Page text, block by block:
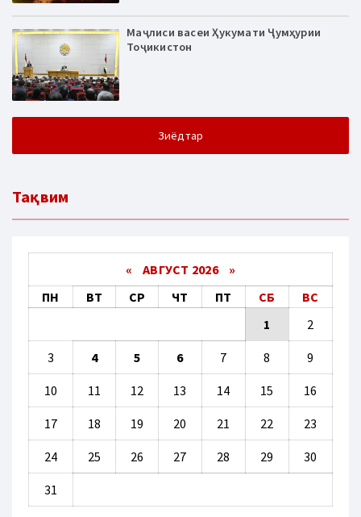
Маҷлиси васеи Ҳукумати Ҷумҳурии
Тоҷикистон
Зиёдтар
Тақвим
« АВГУСТ 2026 »
ПН
ВТ СР ЧТ ПТ СБ
ВС
1
2
3 4 5 6 7 8 9
10 11 12 13 14 15 16
17 18 19 20 21 22 23
24 25 26 27 28 29 30
31